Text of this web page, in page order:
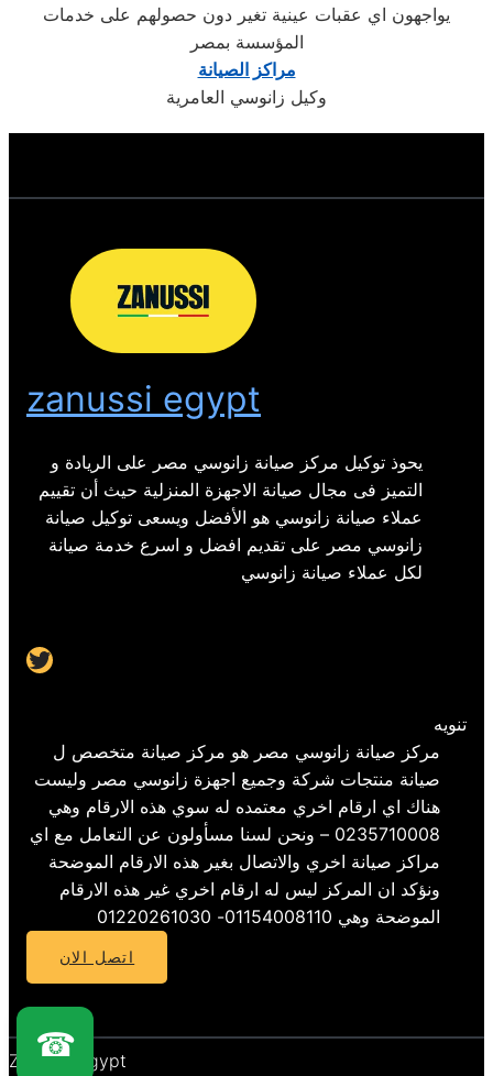
يواجهون اي عقبات عينية تغير دون حصولهم على خدمات
المؤسسة بمصر
مراكز الصيانة
وكيل زانوسي العامرية
zanussi egypt
يحوذ توكيل مركز صيانة زانوسي مصر على الريادة و
التميز فى مجال صيانة الاجهزة المنزلية حيث أن تقييم
عملاء صيانة زانوسي هو الأفضل ويسعى توكيل صيانة
زانوسي مصر على تقديم افضل و اسرع خدمة صيانة
لكل عملاء صيانة زانوسي
Twitter
تنويه
مركز صيانة زانوسي مصر هو مركز صيانة متخصص ل
صيانة منتجات شركة وجميع اجهزة زانوسي مصر وليست
هناك اي ارقام اخري معتمده له سوي هذه الارقام وهي
0235710008 – ونحن لسنا مسأولون عن التعامل مع اي
مراكز صيانة اخري والاتصال بغير هذه الارقام الموضحة
ونؤكد ان المركز ليس له ارقام اخري غير هذه الارقام
الموضحة وهي 01154008110- 01220261030
اتصل الان
Zanussi Egypt
☎